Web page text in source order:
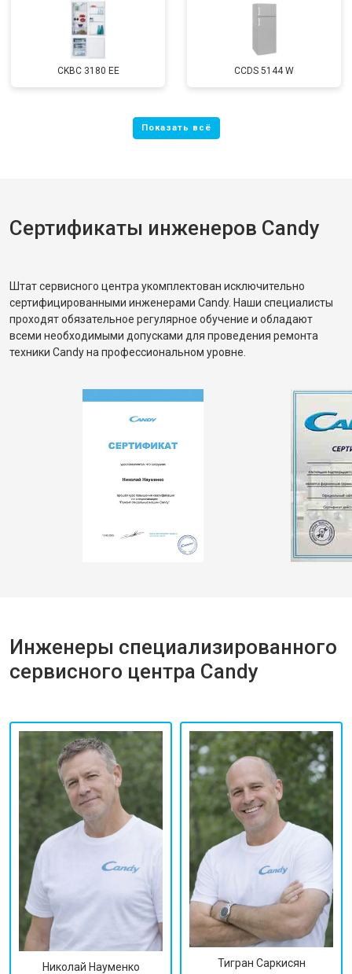
CKBC 3180 EE CCDS 5144 W
Сертификаты инженеров Candy
Штат сервисного центра укомплектован исключительно
сертифицированными инженерами Candy. Наши специалисты
проходят обязательное регулярное обучение и обладают
всеми необходимыми допусками для проведения ремонта
техники Candy на профессиональном уровне.
Инженеры специализированного
сервисного центра Candy
Николай Науменко Тигран Саркисян